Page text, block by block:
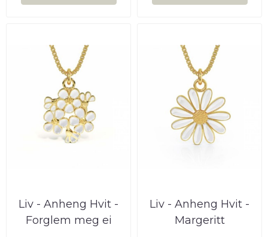
Liv - Anheng Hvit -
Forglem meg ei
Liv - Anheng Hvit -
Margeritt